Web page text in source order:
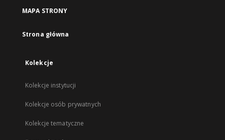
MAPA STRONY
Strona główna
Kolekcje
Kolekcje instytucji
Kolekcje osób prywatnych
Kolekcje tematyczne